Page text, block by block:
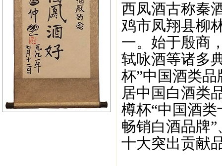
西凤酒古称秦
鸡市凤翔县柳
一。始于殷商
轼咏酒等诸多
杯”中国酒类
居中国白酒类
樽杯“中国酒
畅销白酒品牌
十大突出贡献